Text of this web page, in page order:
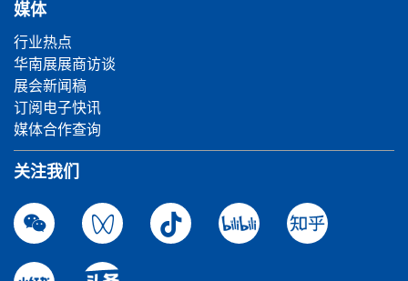
媒体
行业热点
华南展展商访谈
展会新闻稿
订阅电子快讯
媒体合作查询
关注我们